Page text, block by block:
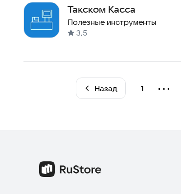
Такском Касса
Полезные инструменты
3,5
Назад 1 ⋯